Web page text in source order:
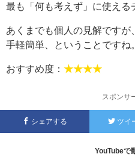
最も「何も考えず」に使える
あくまでも個人の見解です
手軽簡単、ということですね。
おすすめ度： ★★★★
スポンサ
シェアする ツイ
YouTubeで